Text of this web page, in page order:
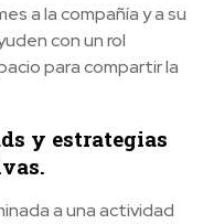
a la compañía y a su
con un rol
para compartir la
y estrategias
a una actividad